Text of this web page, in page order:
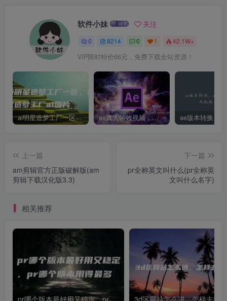
软件小妹 关注
0 8214 0 1 42.1W+
VIP限时特价66元，免费下载全站资源！
ai明星造梦工厂一区，明星造梦工厂ai图片 ae真人特效视频，大学生第一次做ppt怎么做
上一篇
am剪辑官方正版破解版(am
剪辑下载汉化版3.3)
下一篇
pr全称英文叫什么(pr全称英
文叫什么名字)
相关推荐